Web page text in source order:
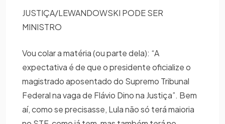
JUSTIÇA/LEWANDOWSKI PODE SER
MINISTRO
Vou colar a matéria (ou parte dela): “A
expectativa é de que o presidente oficialize o
magistrado aposentado do Supremo Tribunal
Federal na vaga de Flávio Dino na Justiça”. Bem
aí, como se precisasse, Lula não só terá maioria